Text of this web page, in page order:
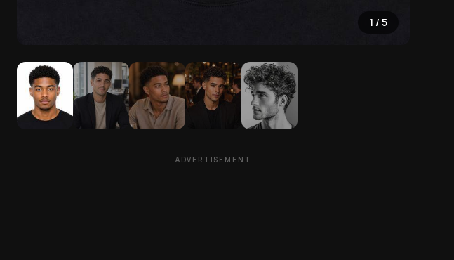
1 / 5
ADVERTISEMENT